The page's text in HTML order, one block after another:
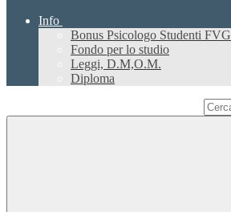
Info
Bonus Psicologo Studenti FVG
Fondo per lo studio
Leggi, D.M,O.M.
Diploma